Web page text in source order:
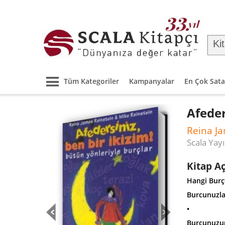
Tüm Kategoriler Kampanyalar En Çok
Reina
Scala
Kitap
Hangi
B
•
B